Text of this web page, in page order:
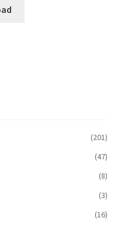
(201)
(47)
(8)
(3)
(16)